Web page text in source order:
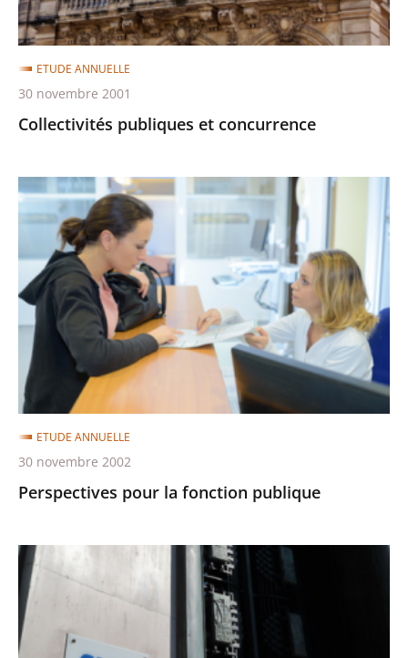
Collectivités publiques et concurrence
ETUDE ANNUELLE
30 novembre 2001
Perspectives
pour
fonction
publique
Perspectives pour la fonction publique
ETUDE ANNUELLE
30 novembre 2002
Les
autorités
administratives
indépendantes